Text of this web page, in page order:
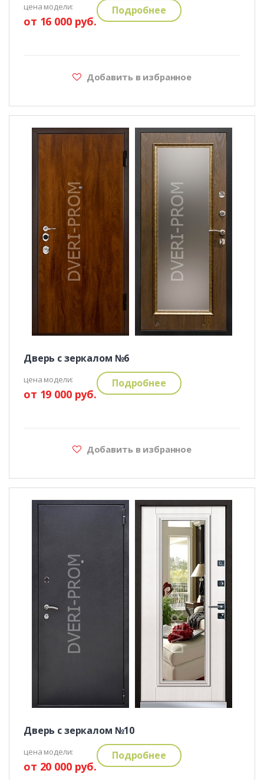
цена модели:
от 16 000 руб.
Подробнее
Добавить в избранное
Дверь с зеркалом №6
цена модели:
от 19 000 руб.
Подробнее
Добавить в избранное
Дверь с зеркалом №10
цена модели:
от 20 000 руб.
Подробнее